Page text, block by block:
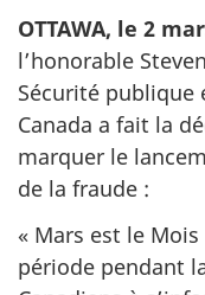
OTTAWA, le 2
l’honorable
Sécurité publique
Canada a fait la
marquer le
de la fraude :
« Mars est le
période pendant